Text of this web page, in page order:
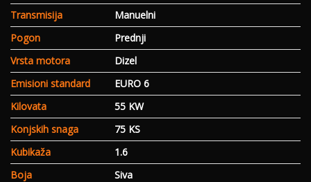
Transmisija
Manuelni
Pogon
Prednji
Vrsta motora
Dizel
Emisioni standard
EURO 6
Kilovata
55 KW
Konjskih snaga
75 KS
Kubikaža
1.6
Boja
Siva